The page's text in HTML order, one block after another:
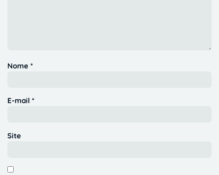
Nome *
E-mail *
Site